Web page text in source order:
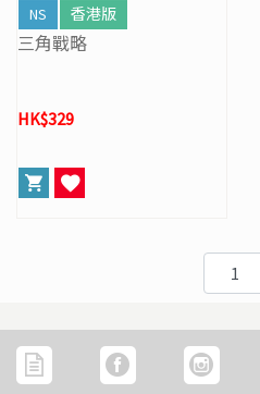
NS 香港版
三角戰略
HK$329